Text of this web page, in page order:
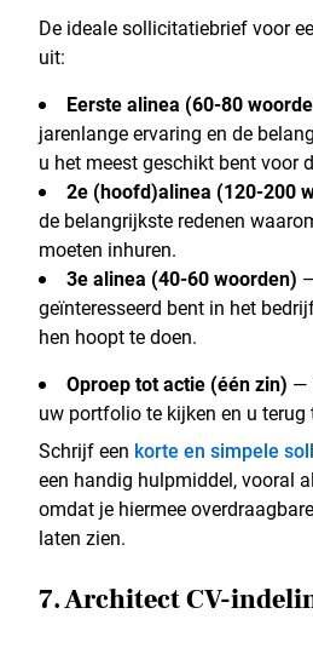
De ideale sollicitatiebrief voor
uit:
Eerste alinea (60-80
jarenlange ervaring en de
u het meest geschikt bent voor
2e (hoofd)alinea (120-200
de belangrijkste redenen
moeten inhuren.
3e alinea (40-60 woorden)
geïnteresseerd bent in het
hen hoopt te doen.
Oproep tot actie (één zin) —
uw portfolio te kijken en u terug
Schrijf een korte en simpele
een handig hulpmiddel, vooral
omdat je hiermee
laten zien.
7. Architect CV-